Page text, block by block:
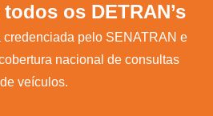
os DETRAN’s
credenciada pelo SENATRAN e
nacional de consultas
de veículos.